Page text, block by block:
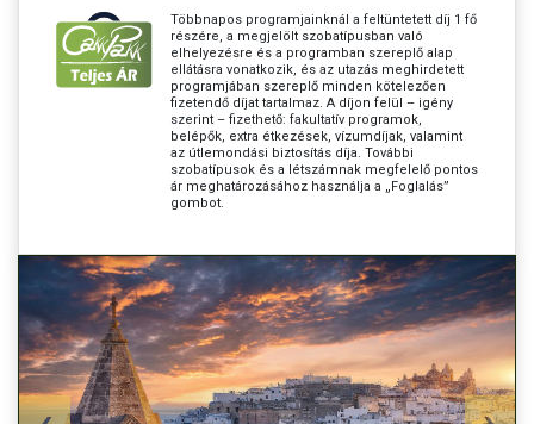
Többnapos programjainknál a feltüntetett díj 1 fő
részére, a megjelölt szobatípusban való
elhelyezésre és a programban szereplő alap
ellátásra vonatkozik, és az utazás meghirdetett
programjában szereplő minden kötelezően
fizetendő díjat tartalmaz. A díjon felül – igény
szerint – fizethető: fakultatív programok,
belépők, extra étkezések, vízumdíjak, valamint
az útlemondási biztosítás díja. További
szobatípusok és a létszámnak megfelelő pontos
ár meghatározásához használja a „Foglalás”
gombot.